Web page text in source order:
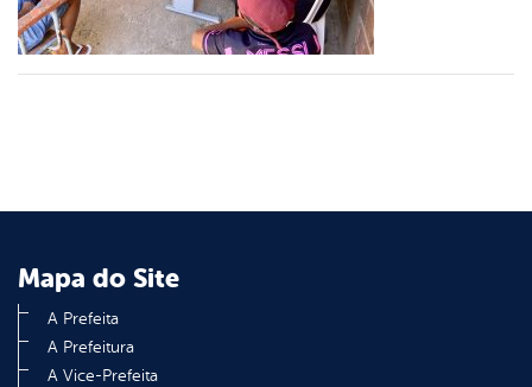
Mapa do Site
A Prefeita
A Prefeitura
A Vice-Prefeita